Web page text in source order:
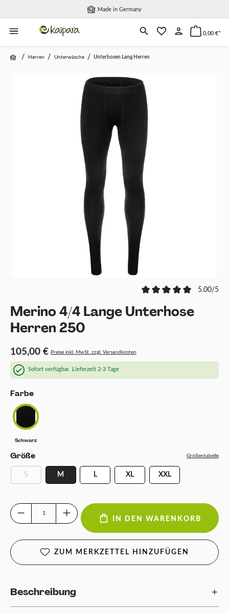
Made in Germany
0,00 €*
/ Herren / Unterwäsche / Unterhosen Lang Herren
Bildergalerie überspringen
5.00/5
Merino 4/4 Lange Unterhose
Herren 250
105,00 € Preise inkl. MwSt. zzgl. Versandkosten
Sofort verfügbar. Lieferzeit 2-3 Tage
Farbeauswählen
Schwarz
Schwarz
Größeauswählen Größentabelle
S M L XL XXL
Produkt Anzahl: Gib den gewünschten Wert ein oder benutze die
IN DEN WARENKORB
ZUM MERKZETTEL HINZUFÜGEN
Beschreibung